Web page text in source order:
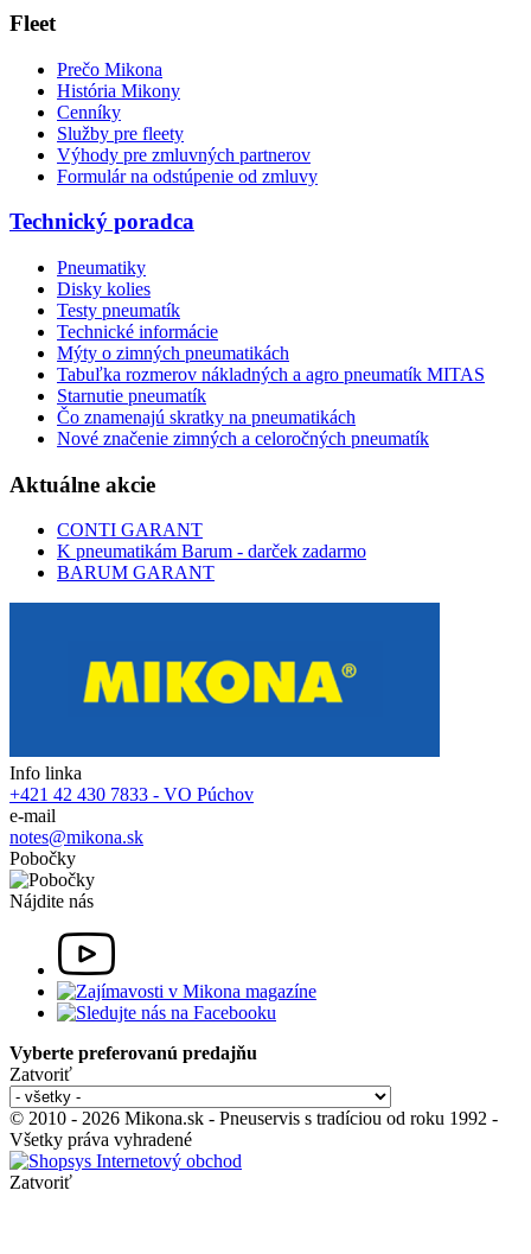
Fleet
Prečo Mikona
História Mikony
Cenníky
Služby pre fleety
Výhody pre zmluvných partnerov
Formulár na odstúpenie od zmluvy
Technický poradca
Pneumatiky
Disky kolies
Testy pneumatík
Technické informácie
Mýty o zimných pneumatikách
Tabuľka rozmerov nákladných a agro pneumatík MITAS
Starnutie pneumatík
Čo znamenajú skratky na pneumatikách
Nové značenie zimných a celoročných pneumatík
Aktuálne akcie
CONTI GARANT
K pneumatikám Barum - darček zadarmo
BARUM GARANT
Info linka
+421 42 430 7833 - VO Púchov
e-mail
notes@mikona.sk
Pobočky
Nájdite nás
Vyberte preferovanú predajňu
Zatvoriť
© 2010 - 2026 Mikona.sk - Pneuservis s tradíciou od roku 1992 -
Všetky práva vyhradené
Zatvoriť